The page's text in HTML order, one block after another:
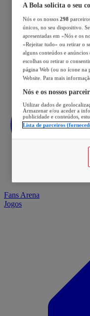
Fans Arena
Jogos
A Bola solicita o seu
Nós e os nossos 298
únicos, no seu dispositivo.
apresentadas em «Nós e os
«Rejeitar tudo» ou retirar o
alguns conteúdos e anúncios
escolhas ou retirar o
página Web (ou no ícone na
Website. Para mais
Nós e os nossos
Utilizar dados de
Armazenar e/ou aceder a
publicidade e conteúdos,
Lista de parceiros